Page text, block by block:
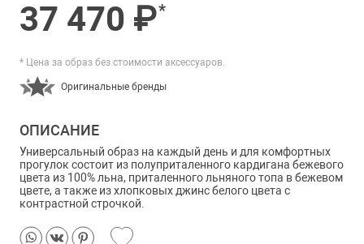
37 470 ₽*
* Цена за образ без стоимости аксессуаров.
Оригинальные бренды
ОПИСАНИЕ
Универсальный образ на каждый день и для комфортных
прогулок состоит из полуприталенного кардигана бежевого
цвета из 100% льна, приталенного льняного топа в бежевом
цвете, а также из хлопковых джинс белого цвета с
контрастной строчкой.